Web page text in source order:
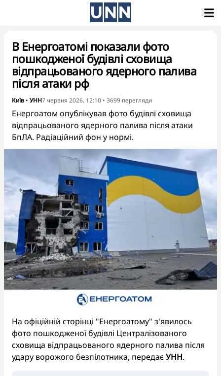
В Енергоатомі показали фото
пошкодженої будівлі сховища
відпрацьованого ядерного палива
після атаки рф
Київ • УНН7 червня 2026, 12:10 • 3699 перегляди
Енергоатом опублікував фото будівлі сховища
відпрацьованого ядерного палива після атаки
БпЛА. Радіаційний фон у нормі.
На офіційній сторінці "Енергоатому" з'явилось
фото пошкодженої будівлі Централізованого
сховища відпрацьованого ядерного палива після
удару ворожого безпілотника, передає УНН.